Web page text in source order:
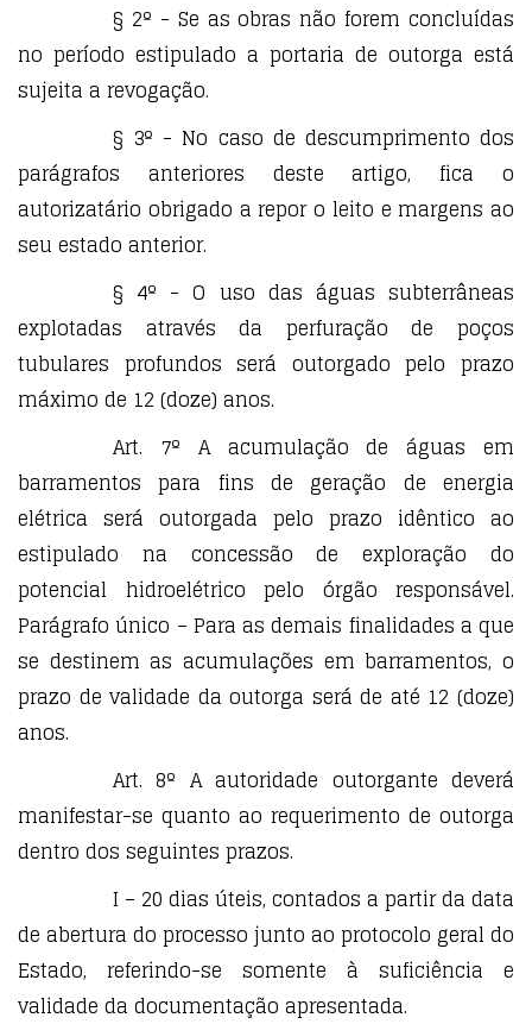
§ 2º - Se as obras não forem concluídas
no período estipulado a portaria de outorga está
sujeita a revogação.
§ 3º - No caso de descumprimento dos
parágrafos anteriores deste artigo, fica o
autorizatário obrigado a repor o leito e margens ao
seu estado anterior.
§ 4º - O uso das águas subterrâneas
explotadas através da perfuração de poços
tubulares profundos será outorgado pelo prazo
máximo de 12 (doze) anos.
Art. 7º A acumulação de águas em
barramentos para fins de geração de energia
elétrica será outorgada pelo prazo idêntico ao
estipulado na concessão de exploração do
potencial hidroelétrico pelo órgão responsável.
Parágrafo único – Para as demais finalidades a que
se destinem as acumulações em barramentos, o
prazo de validade da outorga será de até 12 (doze)
anos.
Art. 8º A autoridade outorgante deverá
manifestar-se quanto ao requerimento de outorga
dentro dos seguintes prazos.
I – 20 dias úteis, contados a partir da data
de abertura do processo junto ao protocolo geral do
Estado, referindo-se somente à suficiência e
validade da documentação apresentada.